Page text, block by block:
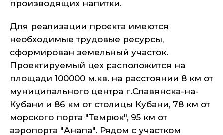
производящих напитки.
Для реализации проекта имеются
необходимые трудовые ресурсы,
сформирован земельный участок.
Проектируемый цех расположится на
площади 100000 м.кв. на расстоянии 8 км от
муниципального центра г.Славянска-на-
Кубани и 86 км от столицы Кубани, 78 км от
морского порта "Темрюк", 95 км от
аэропорта "Анапа". Рядом с участком